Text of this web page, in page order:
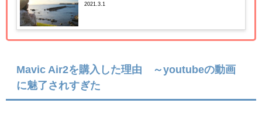
2021.3.1
Mavic Air2を購入した理由 ～youtubeの動画
に魅了されすぎた